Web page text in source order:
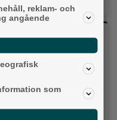
och sociala medier.
om det var val
reklam- och
angående
som